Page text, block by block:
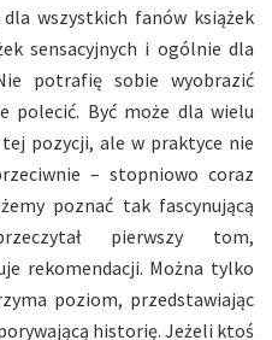
wszystkich fanów książek
sensacyjnych i ogólnie dla
potrafię sobie wyobrazić
polecić. Być może dla wielu
pozycji, ale w praktyce nie
– stopniowo coraz
poznać tak fascynującą
pierwszy tom,
rekomendacji. Można tylko
poziom, przedstawiając
historię. Jeżeli ktoś